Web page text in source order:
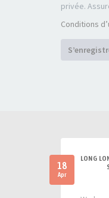
privée.
Conditions
18
Apr
LONG